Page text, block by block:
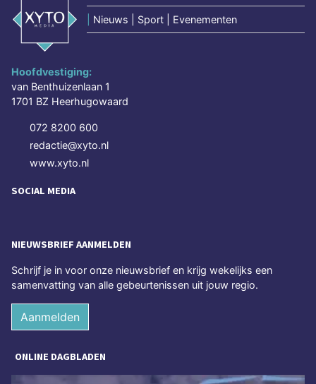
Nieuws | Sport | Evenementen
Hoofdvestiging:
van Benthuizenlaan 1
1701 BZ Heerhugowaard
072 8200 600
redactie@xyto.nl
www.xyto.nl
SOCIAL MEDIA
NIEUWSBRIEF AANMELDEN
Schrijf je in voor onze nieuwsbrief en krijg wekelijks een
samenvatting van alle gebeurtenissen uit jouw regio.
Aanmelden
ONLINE DAGBLADEN